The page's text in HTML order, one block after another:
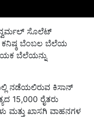
ಸೊಲೆಟ್
ಕನಿಷ್ಠ ಬೆಂಬಲ ಬೆಲೆಯ
ಬೆಲೆಯನ್ನು
ನಡೆಯಲಿರುವ ಕಿಸಾನ್
15,000 ರೈತರು
ಮತ್ತು ಖಾಸಗಿ ವಾಹನಗಳ